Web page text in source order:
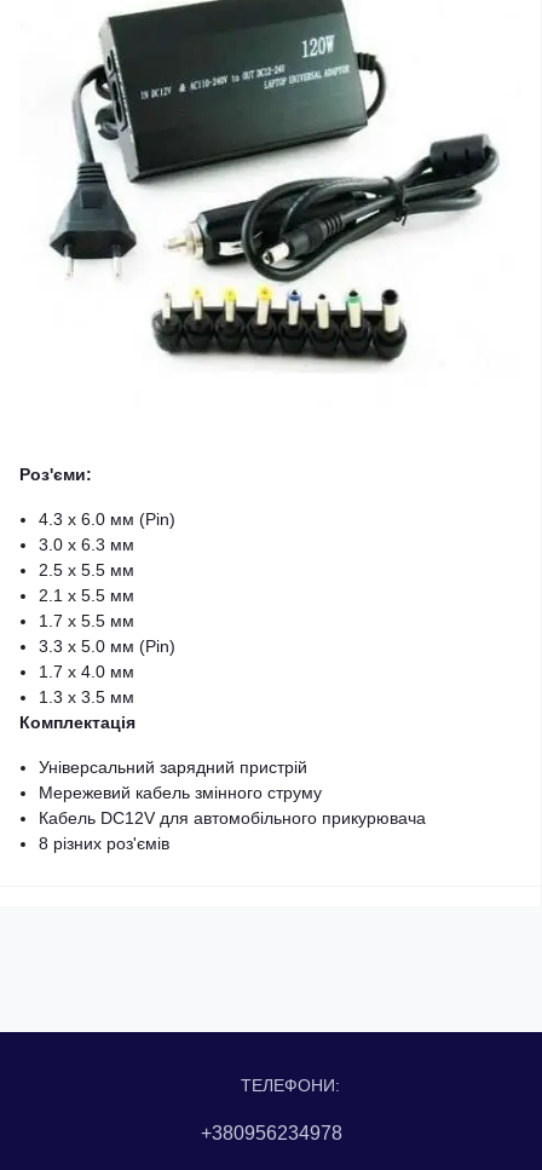
Роз'єми:
4.3 x 6.0 мм (Pin)
3.0 x 6.3 мм
2.5 x 5.5 мм
2.1 x 5.5 мм
1.7 x 5.5 мм
3.3 x 5.0 мм (Pin)
1.7 x 4.0 мм
1.3 x 3.5 мм
Комплектація
Універсальний зарядний пристрій
Мережевий кабель змінного струму
Кабель DC12V для автомобільного прикурювача
8 різних роз'ємів
ТЕЛЕФОНИ:
+380956234978